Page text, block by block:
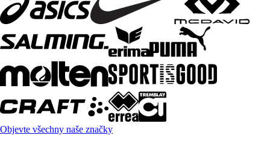
Objevte všechny naše značky